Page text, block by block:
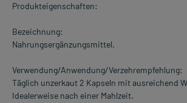
Produkteigenschaften:
Bezeichnung:
Nahrungsergänzungsmittel.
Verwendung/Anwendung/Verzehrempfehlung:
Täglich unzerkaut 2 Kapseln mit ausreichend
Idealerweise nach einer Mahlzeit.